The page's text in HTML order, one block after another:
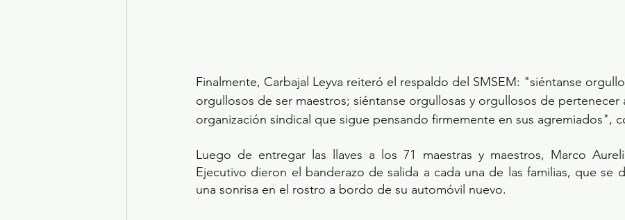
Finalmente, Carbajal Leyva reiteró el respaldo del SMSEM: "siéntanse
orgullosos de ser maestros; siéntanse orgullosas y orgullosos de pertenecer
organización sindical que sigue pensando firmemente en sus agremiados",
Luego de entregar las llaves a los 71 maestras y maestros, Marco
Ejecutivo dieron el banderazo de salida a cada una de las familias, que se
una sonrisa en el rostro a bordo de su automóvil nuevo.